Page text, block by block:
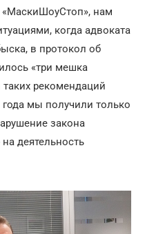
«МаскиШоуСтоп», нам
когда адвоката
в протокол об
«три мешка
рекомендаций
года мы получили только
закона
деятельность